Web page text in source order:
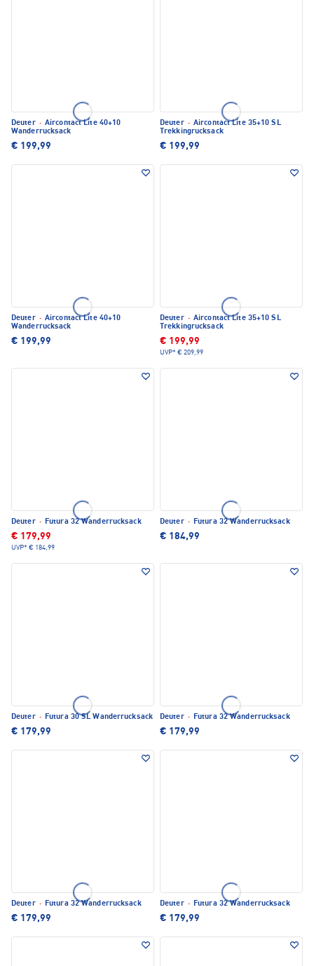
Deuter · Aircontact Lite 40+10
Wanderrucksack
€ 199,99
Deuter · Aircontact Lite 35+10 SL
Trekkingrucksack
€ 199,99
Deuter · Aircontact Lite 40+10
Wanderrucksack
€ 199,99
Deuter · Aircontact Lite 35+10 SL
Trekkingrucksack
€ 199,99
UVP* € 209,99
Deuter · Futura 32 Wanderrucksack
€ 179,99
UVP* € 184,99
Deuter · Futura 32 Wanderrucksack
€ 184,99
Deuter · Futura 30 SL Wanderrucksack
€ 179,99
Deuter · Futura 32 Wanderrucksack
€ 179,99
Deuter · Futura 32 Wanderrucksack
€ 179,99
Deuter · Futura 32 Wanderrucksack
€ 179,99